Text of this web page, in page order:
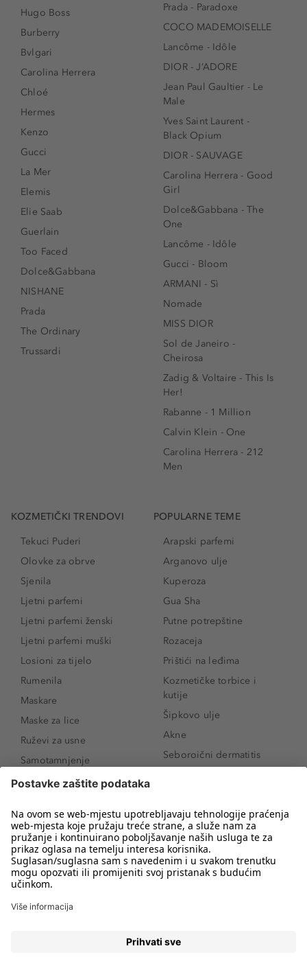
Hugo Boss
Burberry
Bvlgari
Carolina Herrera
Chloé
Hermes
Kenzo
Gucci
La Mer
Elemis
Elie Saab
Guerlain
Too Faced
Dolce&Gabbana
NISHANE
Prada
The Ordinary
Trussardi
Prada - Paradoxe
COCO MADEMOISELLE
Lancôme - Idôle
DIOR - J’ADORE
Jean Paul Gaultier - Le
Male
Yves Saint Laurent -
Black Opium
DIOR - SAUVAGE
Carolina Herrera - Good
Girl
Dolce&Gabbana - The
One
Lancôme - Idôle
Gucci - Bloom
ARMANI - Sì
Nomade
MISS DIOR
Sol de Janeiro -
Cheirosa
Zadig & Voltaire - This Is
Her!
Rabanne - 1 Million
Calvin Klein - One
Carolina Herrera - 212
Men
KOZMETIČKI TRENDOVI
Tekuci Puderi
Olovke za obrve
Sjenila
Ljetni parfemi
Ljetni parfemi ženski
Ljetni parfemi muški
Losioni za tijelo
Rumenila
Maskare
Maske za lice
Ruževi za usne
Samotamnjenje
Puderi
Proizvodi za obrve
Sunce i zaštita
Serumi za lice
Proizvodi za čišćenje lica
POPULARNE TEME
Arapski parfemi
Arganovo ulje
Kuperoza
Gua Sha
Putne potrepštine
Rozaceja
Prištići na leđima
Kozmetičke torbice i
kutije
Šipkovo ulje
Akne
Seboroični dermatitis
Novo
Koji mi parfem
odgovara?
Kako našminkati oči da
Kako ukloniti mitesere